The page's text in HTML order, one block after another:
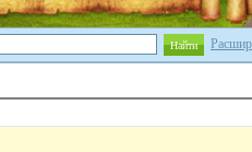
Найти